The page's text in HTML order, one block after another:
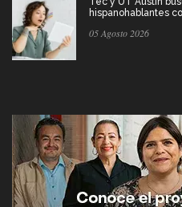
hispanohablantes
05 Agosto 2026